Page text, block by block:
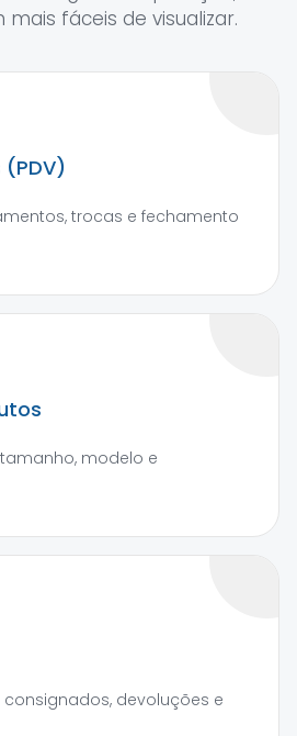
fáceis de visualizar.
trocas e fechamento
modelo e
devoluções e